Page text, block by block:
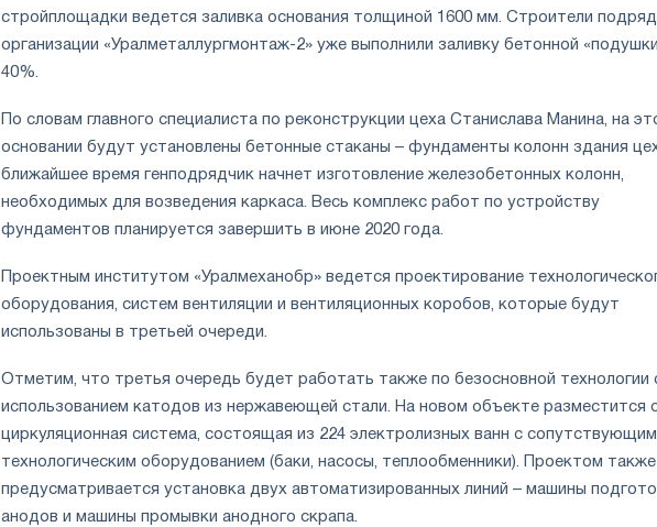
стройплощадки ведется заливка основания толщиной 1600 мм. Строители
организации «Уралметаллургмонтаж-2» уже выполнили заливку бетонной
40%.
По словам главного специалиста по реконструкции цеха Станислава Манина, на
основании будут установлены бетонные стаканы ­– фундаменты колонн здания
ближайшее время генподрядчик начнет изготовление железобетонных колонн,
необходимых для возведения каркаса. Весь комплекс работ по устройству
фундаментов планируется завершить в июне 2020 года.
Проектным институтом «Уралмеханобр» ведется проектирование
оборудования, систем вентиляции и вентиляционных коробов, которые будут
использованы в третьей очереди.
Отметим, что третья очередь будет работать также по безосновной технологии
использованием катодов из нержавеющей стали. На новом объекте разместится
циркуляционная система, состоящая из 224 электролизных ванн с сопутствующим
технологическим оборудованием (баки, насосы, теплообменники). Проектом также
предусматривается установка двух автоматизированных линий – машины
анодов и машины промывки анодного скрапа.